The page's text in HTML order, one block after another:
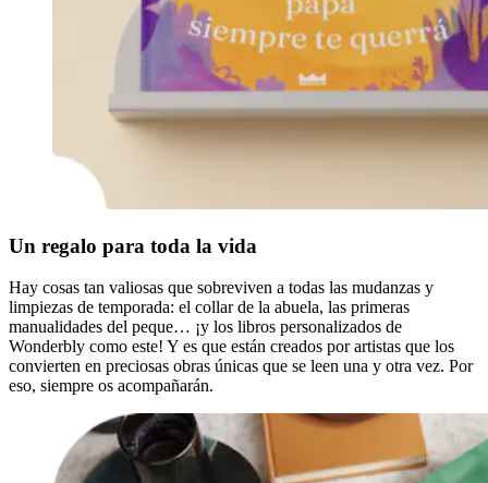
Un regalo para toda la vida
Hay cosas tan valiosas que sobreviven a todas las mudanzas y
limpiezas de temporada: el collar de la abuela, las primeras
manualidades del peque… ¡y los libros personalizados de
Wonderbly como este! Y es que están creados por artistas que los
convierten en preciosas obras únicas que se leen una y otra vez. Por
eso, siempre os acompañarán.